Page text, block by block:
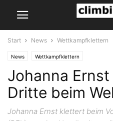
Start News Wettkampfklettern
News Wettkampfklettern
Johanna
Dritte beim
Johanna Ernst klettert beim